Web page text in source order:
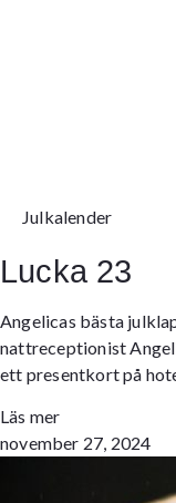
Julkalender
Lucka 23
Angelicas bästa
nattreceptionist
ett presentkort på
Läs mer
november 27, 2024